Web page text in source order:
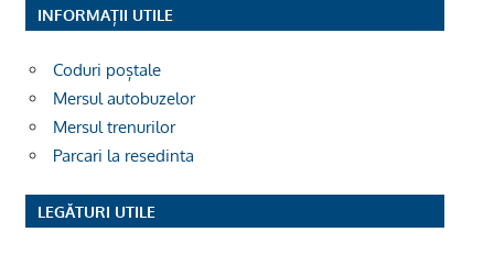
INFORMAȚII UTILE
Coduri poștale
Mersul autobuzelor
Mersul trenurilor
Parcari la resedinta
LEGĂTURI UTILE